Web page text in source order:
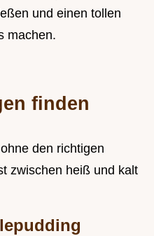
und einen tollen
machen.
finden
den richtigen
zwischen heiß und kalt